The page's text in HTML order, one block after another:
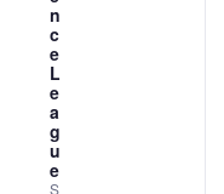
n
c
e
L
e
a
g
u
e
S